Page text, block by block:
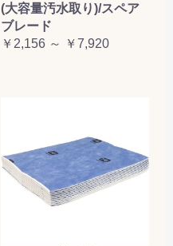
(大容量汚水取り)/スペア
ブレード
￥2,156 ～ ￥7,920